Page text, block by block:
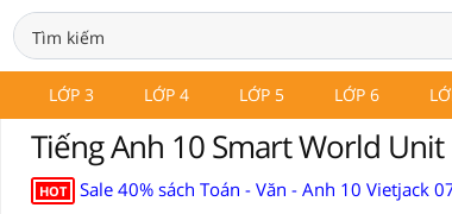
LỚP 3 LỚP 4 LỚP 5 LỚP 6
Tiếng Anh 10 Smart World
HOT Sale 40% sách Toán - Văn - Anh 10 Vietjack